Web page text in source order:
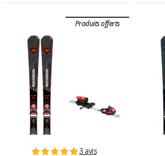
Produits offerts
3 avis